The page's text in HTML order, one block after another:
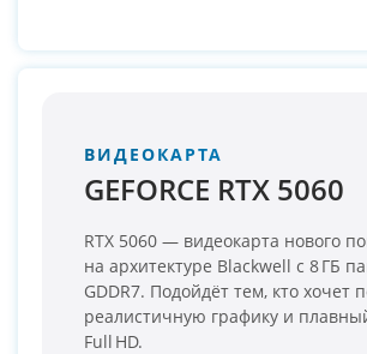
ВИДЕОКАРТА
GEFORCE RTX 5060
RTX 5060 — видеокарта нового
на архитектуре Blackwell с 8 ГБ
GDDR7. Подойдёт тем, кто хочет
реалистичную графику и
Full HD.